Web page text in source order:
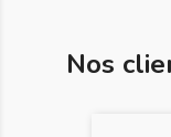
Nos